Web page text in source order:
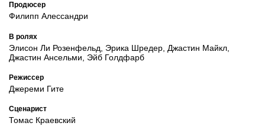
Продюсер
Филипп Алессандри
В ролях
Элисон Ли Розенфельд, Эрика Шредер, Джастин Майкл,
Джастин Ансельми, Эйб Голдфарб
Режиссер
Джереми Гите
Сценарист
Томас Краевский